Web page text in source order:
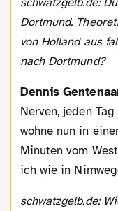
Dortmund.
von Holland aus
nach Dortmund?
Dennis
Nerven, jeden
wohne nun in
Minuten vom
ich wie in
schwatzgelb.de: Wie gut kennst du Bert van Marwijk?